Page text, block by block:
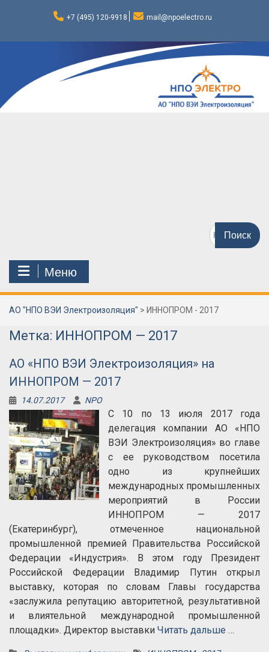
+7 (495) 120-9918 mail@npoelectro.ru
Поиск
по:
Меню
АО "НПО ВЭИ Электроизоляция" > ИННОПРОМ - 2017
Метка: ИННОПРОМ — 2017
АО «НПО ВЭИ Электроизоляция» на
ИННОПРОМ — 2017
14.07.2017 NPO
С 10 по 13 июля 2017 года
делегация компании АО «НПО
ВЭИ Электроизоляция» во главе
с ее руководством посетила
одно из крупнейших
международных промышленных
мероприятий в России
ИННОПРОМ — 2017
(Екатеринбург), отмеченное национальной
промышленной премией Правительства Российской
Федерации «Индустрия». В этом году Президент
Российской Федерации Владимир Путин открыл
выставку, которая по словам Главы государства
«заслужила репутацию авторитетной, результативной
и влиятельной международной промышленной
площадки». Директор выставки Читать дальше …